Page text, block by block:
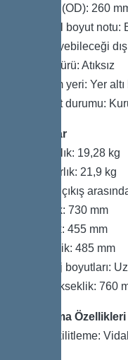
Dış çap (OD): 260
Nominal boyut
köprüleyebileceği
Atık su türü: Atıksız
Kurulum yeri: Yer
Teslimat durumu:
Boyutlar
Net ağırlık: 19,28 kg
Brüt ağırlık: 21,9 kg
Giriş ve çıkış
Uzunluk: 730 mm
Genişlik: 455 mm
Yükseklik: 485 mm
Ambalaj boyutları:
mm, Yükseklik: 760
Kapsama Özellikleri
Kapak kilitleme: